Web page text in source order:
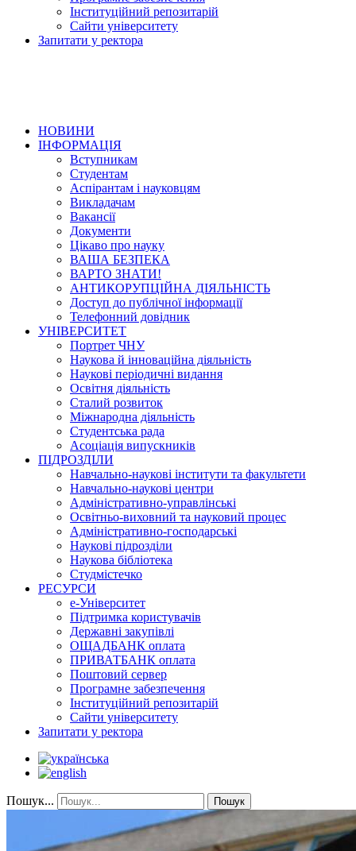
Інституційний репозитарій
Сайти університету
Запитати у ректора
НОВИНИ
ІНФОРМАЦІЯ
Вступникам
Студентам
Аспірантам і науковцям
Викладачам
Вакансії
Документи
Цікаво про науку
ВАША БЕЗПЕКА
ВАРТО ЗНАТИ!
АНТИКОРУПЦІЙНА ДІЯЛЬНІСТЬ
Доступ до публічної інформації
Телефонний довідник
УНІВЕРСИТЕТ
Портрет ЧНУ
Наукова й інноваційна діяльність
Наукові періодичні видання
Освітня діяльність
Сталий розвиток
Міжнародна діяльність
Студентська рада
Асоціація випускників
ПІДРОЗДІЛИ
Навчально-наукові інститути та факультети
Навчально-наукові центри
Адміністративно-управлінські
Освітньо-виховний та науковий процес
Адміністративно-господарські
Наукові підрозділи
Наукова бібліотека
Студмістечко
РЕСУРСИ
е-Університет
Підтримка користувачів
Державні закупівлі
ОЩАДБАНК оплата
ПРИВАТБАНК оплата
Поштовий сервер
Програмне забезпечення
Інституційний репозитарій
Сайти університету
Запитати у ректора
Пошук... Пошук